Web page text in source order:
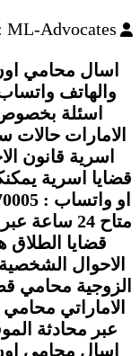
ML-Advocates
والهاتف
اسئلة
الامارات
اسرية قانون
قضايا اسرية
متاح 24
قضايا
الاحوال
الزوجية محامي
الاماراتي